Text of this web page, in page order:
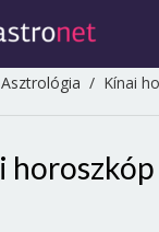
Asztrológia / Kínai